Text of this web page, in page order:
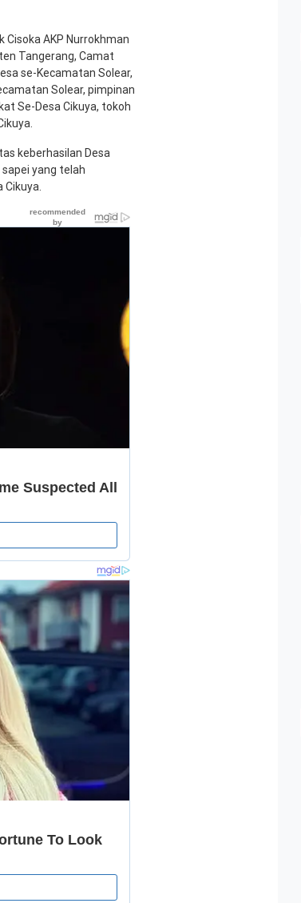
Cisoka AKP Nurrokhman
Tangerang, Camat
se-Kecamatan Solear,
Solear, pimpinan
Se-Desa Cikuya, tokoh
keberhasilan Desa
sapei yang telah